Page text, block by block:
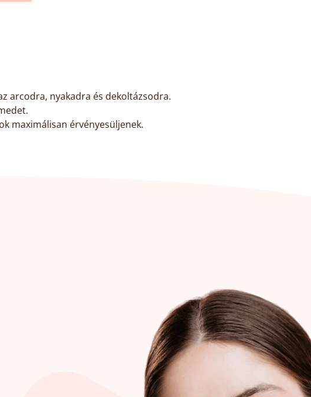
arcodra, nyakadra és dekoltázsodra.
maximálisan érvényesüljenek.